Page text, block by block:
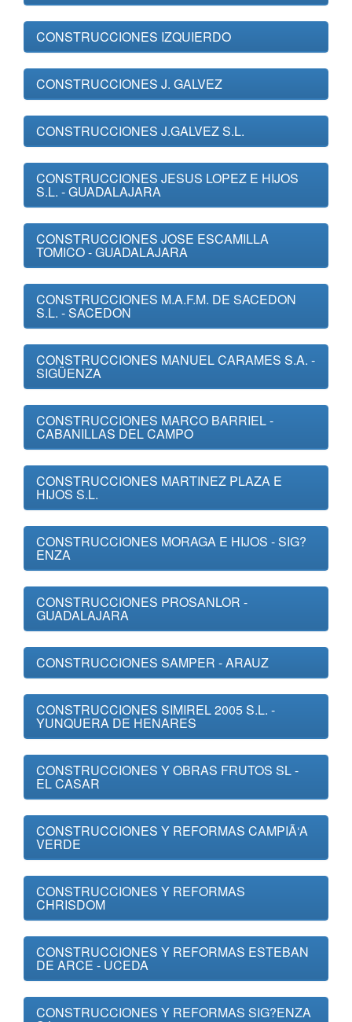
CONSTRUCCIONES IZQUIERDO
CONSTRUCCIONES J. GALVEZ
CONSTRUCCIONES J.GALVEZ S.L.
CONSTRUCCIONES JESUS LOPEZ E HIJOS
S.L. - GUADALAJARA
CONSTRUCCIONES JOSE ESCAMILLA
TOMICO - GUADALAJARA
CONSTRUCCIONES M.A.F.M. DE SACEDON
S.L. - SACEDON
CONSTRUCCIONES MANUEL CARAMES S.A. -
SIGÜENZA
CONSTRUCCIONES MARCO BARRIEL -
CABANILLAS DEL CAMPO
CONSTRUCCIONES MARTINEZ PLAZA E
HIJOS S.L.
CONSTRUCCIONES MORAGA E HIJOS - SIG?
ENZA
CONSTRUCCIONES PROSANLOR -
GUADALAJARA
CONSTRUCCIONES SAMPER - ARAUZ
CONSTRUCCIONES SIMIREL 2005 S.L. -
YUNQUERA DE HENARES
CONSTRUCCIONES Y OBRAS FRUTOS SL -
EL CASAR
CONSTRUCCIONES Y REFORMAS CAMPIÃ‘A
VERDE
CONSTRUCCIONES Y REFORMAS
CHRISDOM
CONSTRUCCIONES Y REFORMAS ESTEBAN
DE ARCE - UCEDA
CONSTRUCCIONES Y REFORMAS SIG?ENZA